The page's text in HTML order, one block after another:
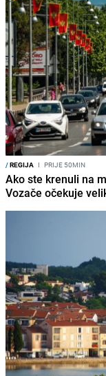
/REGIJA I PRIJE 50MIN
Ako ste krenuli na
Vozače očekuje